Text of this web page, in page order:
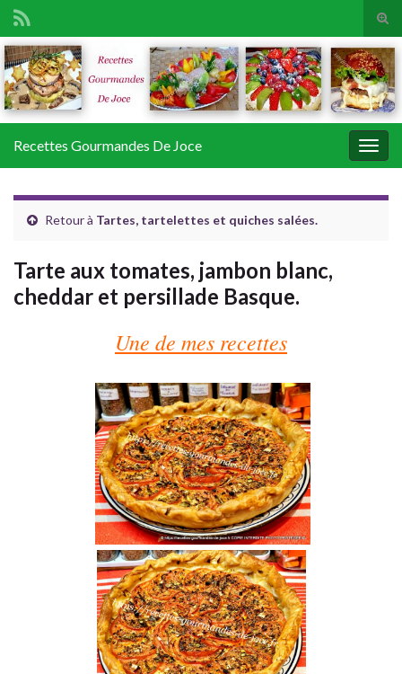
Search for:
Recettes Gourmandes De Joce
Retour à Tartes, tartelettes et quiches salées.
Tarte aux tomates, jambon blanc,
cheddar et persillade Basque.
Une de mes recettes